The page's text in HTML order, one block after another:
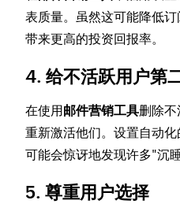
表质量。虽然这可能降低
带来更高的投资回报率。
4. 给不活跃用户第
在使用邮件营销工具删除
重新激活他们。设置自动
可能会惊讶地发现许多"沉
5. 尊重用户选择